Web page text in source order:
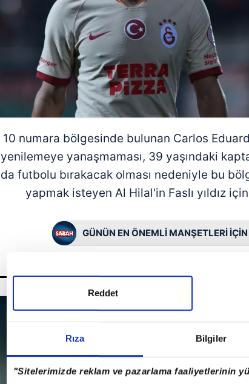
Rıza Bilgiler
"Sitelerimizde reklam ve pazarlama faaliyetlerinin
Reddet
10 numara bölgesinde bulunan Carlos
yenilemeye yanaşmaması, 39 yaşındaki
da futbolu bırakacak olması nedeniyle bu
yapmak isteyen Al Hilal'in Faslı yıldız
GÜNÜN EN ÖNEMLİ MANŞETLERİ